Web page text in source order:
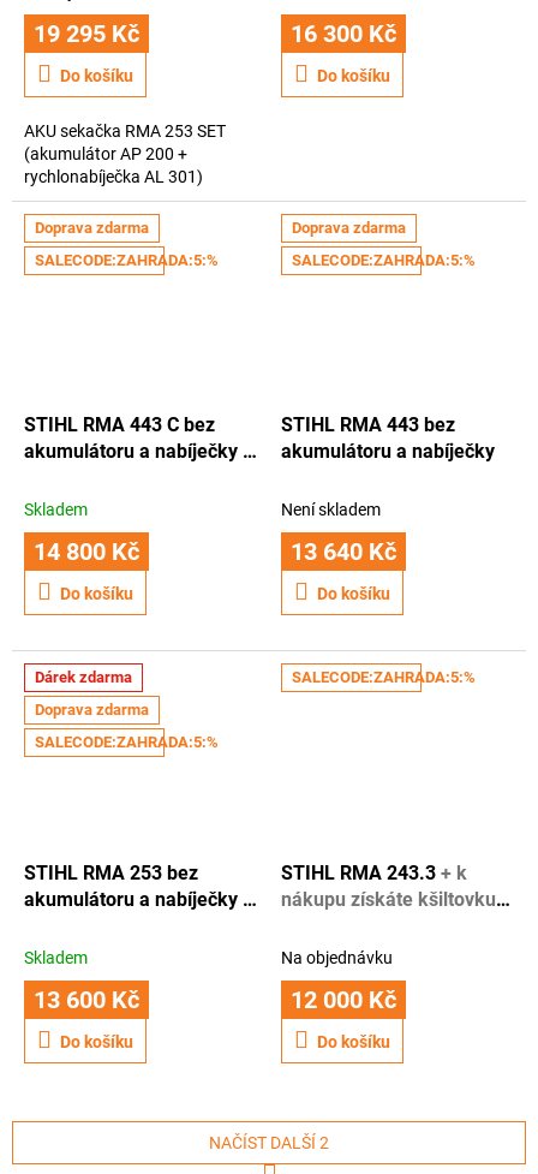
19 295 Kč
Do košíku
AKU sekačka RMA 253 SET
(akumulátor AP 200 +
rychlonabíječka AL 301)
16 300 Kč
Do košíku
Doprava zdarma
SALECODE:ZAHRADA:5:%
STIHL RMA 443 C bez
akumulátoru a nabíječky K
kšiltovku Stihl + rok
záruky navíc
Skladem
14 800 Kč
Do košíku
Doprava zdarma
SALECODE:ZAHRADA:5:%
STIHL RMA 443 bez
akumulátoru a nabíječky
Není skladem
13 640 Kč
Do košíku
Dárek zdarma
Doprava zdarma
SALECODE:ZAHRADA:5:%
STIHL RMA 253 bez
akumulátoru a nabíječky +
Stihl + 1 rok záruky navíc
Skladem
13 600 Kč
Do košíku
SALECODE:ZAHRADA:5:%
STIHL RMA 243.3 + k
nákupu získáte kšiltovku
Na objednávku
12 000 Kč
Do košíku
NAČÍST DALŠÍ 2